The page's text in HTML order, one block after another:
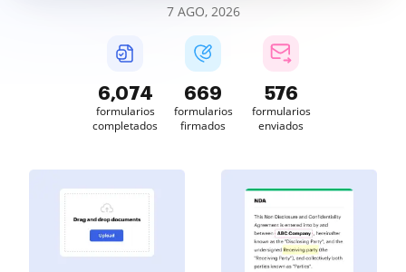
7 AGO, 2026
6,076
formularios
completados
669
formularios
firmados
576
formularios
enviados